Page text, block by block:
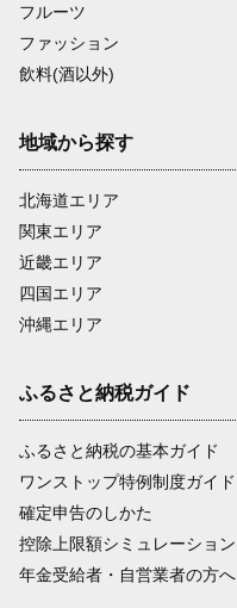
フルーツ
ファッション
飲料(酒以外)
地域から探す
北海道エリア
関東エリア
近畿エリア
四国エリア
沖縄エリア
ふるさと納税ガイド
ふるさと納税の基本ガイド
ワンストップ特例制度ガイド
確定申告のしかた
控除上限額シミュレーション
年金受給者・自営業者の方へ